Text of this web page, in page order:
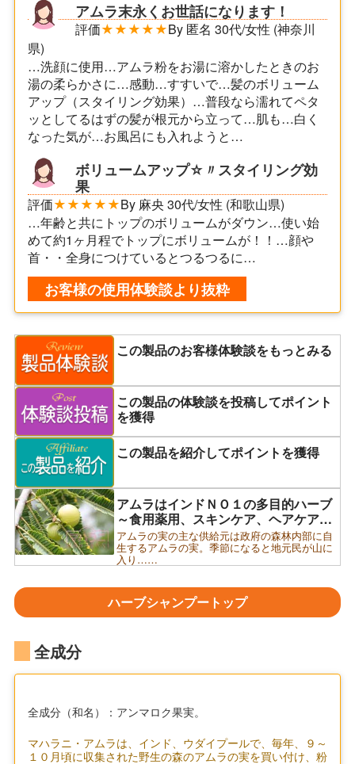
アムラ末永くお世話になります！
評価★★★★★By 匿名 30代/女性 (神奈川
県)
…洗顔に使用…アムラ粉をお湯に溶かしたときのお
湯の柔らかさに…感動…すすいで…髪のボリューム
アップ（スタイリング効果）…普段なら濡れてペタ
ッとしてるはずの髪が根元から立って…肌も…白く
なった気が…お風呂にも入れようと…
ボリュームアップ☆〃スタイリング効
果
評価★★★★★By 麻央 30代/女性 (和歌山県)
…年齢と共にトップのボリュームがダウン…使い始
めて約1ヶ月程でトップにボリュームが！！…顔や
首・・全身につけているとつるつるに…
お客様の使用体験談より抜粋
この製品のお客様体験談をもっとみる
この製品の体験談を投稿してポイント
を獲得
この製品を紹介してポイントを獲得
アムラはインドＮＯ１の多目的ハーブ
～食用薬用、スキンケア、ヘアケア…
アムラの実の主な供給元は政府の森林内部に自
生するアムラの実。季節になると地元民が山に
入り……
ハーブシャンプートップ
全成分
全成分（和名）：アンマロク果実。
マハラニ・アムラは、インド、ウダイプールで、毎年、９～
１０月頃に収集された野生の森のアムラの実を買い付け、粉